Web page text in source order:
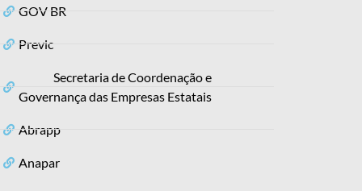
GOV BR
Previc
Secretaria de Coordenação e
Governança das Empresas Estatais
Abrapp
Anapar